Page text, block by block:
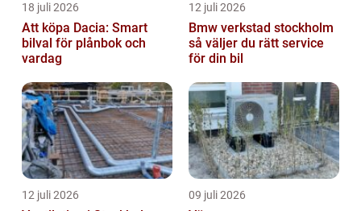
18 juli 2026
Att köpa Dacia: Smart
bilval för plånbok och
vardag
12 juli 2026
Bmw verkstad stockholm
så väljer du rätt service
för din bil
12 juli 2026 09 juli 2026